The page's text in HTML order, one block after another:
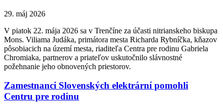
29. máj 2026
V piatok 22. mája 2026 sa v Trenčíne za účasti nitrianskeho biskupa
Mons. Viliama Judáka, primátora mesta Richarda Rybníčka, kňazov
pôsobiacich na území mesta, riaditeľa Centra pre rodinu Gabriela
Chromiaka, partnerov a priateľov uskutočnilo slávnostné
požehnanie jeho obnovených priestorov.
Zamestnanci Slovenských elektrární pomohli
Centru pre rodinu